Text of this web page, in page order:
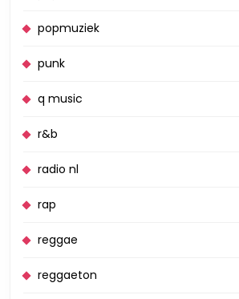
popmuziek
punk
q music
r&b
radio nl
rap
reggae
reggaeton